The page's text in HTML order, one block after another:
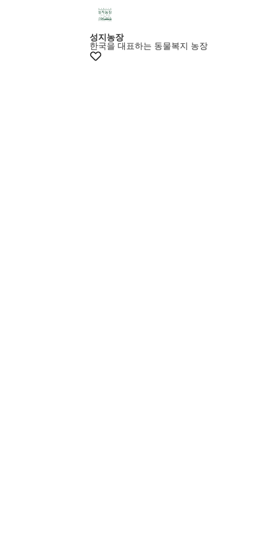
성지농장
한국을 대표하는 동물복지 농장